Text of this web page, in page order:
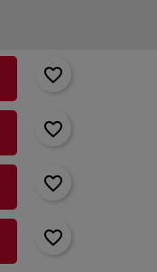
favorite_border
favorite_border
favorite_border
favorite_border